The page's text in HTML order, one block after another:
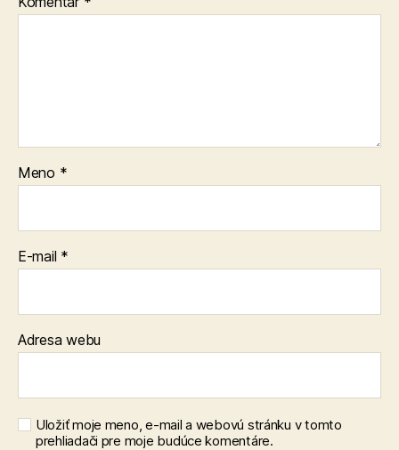
Meno *
E-mail *
Adresa webu
Uložiť moje meno, e-mail a webovú stránku v tomto
prehliadači pre moje budúce komentáre.